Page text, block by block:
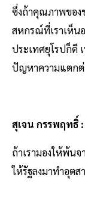
ซึ่งถ้าคุณภาพของ
สหกรณ์ที่เราเห็น
ประเทศยุโรปก็ดี
ปัญหาความแตกต่
สุเจน กรรพฤทธิ์ :
ถ้าเรามองให้พ้น
ให้รัฐลงมาทำอุตส